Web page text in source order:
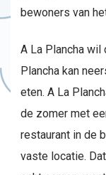
bewoners van
A La Plancha wil
Plancha kan
eten. A La
de zomer met
restaurant in de
vaste locatie.